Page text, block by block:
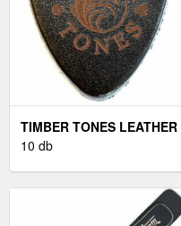
TIMBER TONES LEATHER
TONES BLACK LEATHER
10 db